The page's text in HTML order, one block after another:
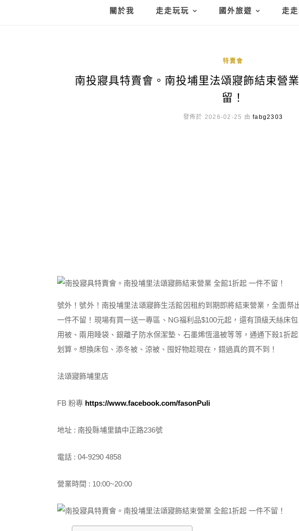
關於我 走走玩玩 國外旅遊 走
特賣會
南投寢具特賣會。南投埔里法頌寢飾結束營
留！
發佈於 2026-02-25 由fabg2303
號外！號外！南投埔里法頌寢飾生活館因租約到期即將結束營業，全面祭
一件不留！現場有買一送一專區、NG福利品$100元起，還有頂級天絲床
用被、兩用睡袋、銀離子防水保潔墊、石墨烯恆溫被等等，通通下殺1折
划算。想換床包、添冬被、涼被、囤好物趁現在，錯過真的買不到！
法頌寢飾埔里店
FB 粉專 https://www.facebook.com/fasonPuli
地址 : 南投縣埔里鎮中正路236號
電話 : 04-9290 4858
營業時間 : 10:00~20:00